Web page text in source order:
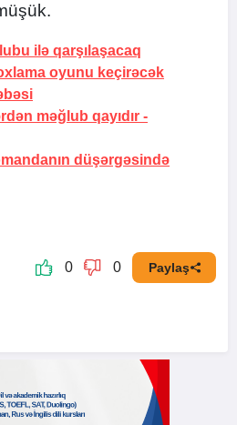
ilə qarşılaşacaq
oyunu keçirəcək
məğlub qayıdır -
düşərgəsində
0 0 Paylaş